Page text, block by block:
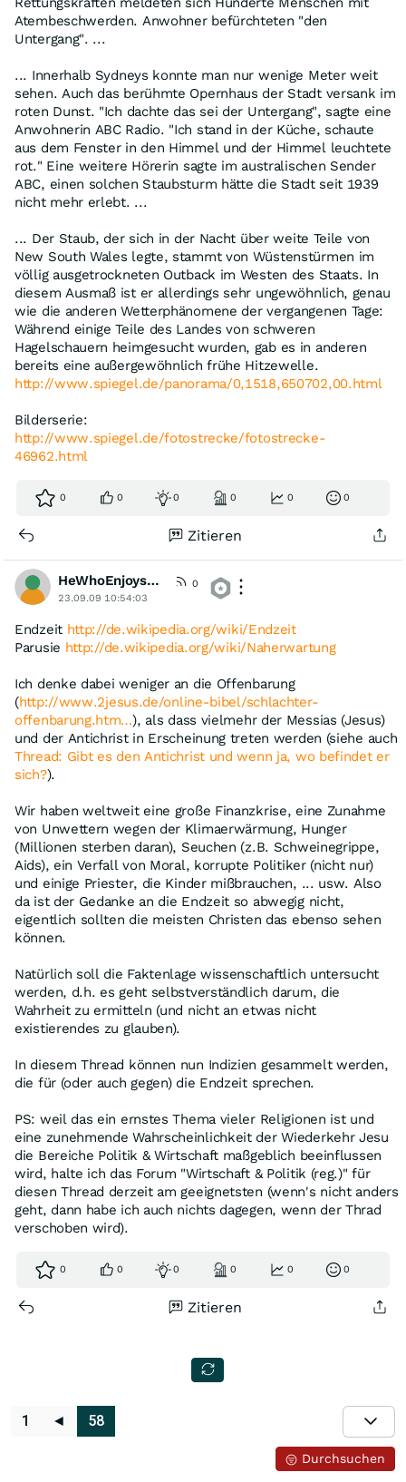
Atembeschwerden. Anwohner befürchteten "den
Untergang". ...
... Innerhalb Sydneys konnte man nur wenige Meter weit
sehen. Auch das berühmte Opernhaus der Stadt versank im
roten Dunst. "Ich dachte das sei der Untergang", sagte eine
Anwohnerin ABC Radio. "Ich stand in der Küche, schaute
aus dem Fenster in den Himmel und der Himmel leuchtete
rot." Eine weitere Hörerin sagte im australischen Sender
ABC, einen solchen Staubsturm hätte die Stadt seit 1939
nicht mehr erlebt. ...
... Der Staub, der sich in der Nacht über weite Teile von
New South Wales legte, stammt von Wüstenstürmen im
völlig ausgetrockneten Outback im Westen des Staats. In
diesem Ausmaß ist er allerdings sehr ungewöhnlich, genau
wie die anderen Wetterphänomene der vergangenen Tage:
Während einige Teile des Landes von schweren
Hagelschauern heimgesucht wurden, gab es in anderen
bereits eine außergewöhnlich frühe Hitzewelle.
http://www.spiegel.de/panorama/0,1518,650702,00.html
Bilderserie:
http://www.spiegel.de/fotostrecke/fotostrecke-
46962.html
0 0 0 0 0 0
Zitieren
HeWhoEnjoysGravity
0
23.09.09 10:54:03
Endzeit http://de.wikipedia.org/wiki/Endzeit
Parusie http://de.wikipedia.org/wiki/Naherwartung
Ich denke dabei weniger an die Offenbarung
(http://www.2jesus.de/online-bibel/schlachter-
offenbarung.htm…), als dass vielmehr der Messias (Jesus)
und der Antichrist in Erscheinung treten werden (siehe auch
Thread: Gibt es den Antichrist und wenn ja, wo befindet er
sich?).
Wir haben weltweit eine große Finanzkrise, eine Zunahme
von Unwettern wegen der Klimaerwärmung, Hunger
(Millionen sterben daran), Seuchen (z.B. Schweinegrippe,
Aids), ein Verfall von Moral, korrupte Politiker (nicht nur)
und einige Priester, die Kinder mißbrauchen, ... usw. Also
da ist der Gedanke an die Endzeit so abwegig nicht,
eigentlich sollten die meisten Christen das ebenso sehen
können.
Natürlich soll die Faktenlage wissenschaftlich untersucht
werden, d.h. es geht selbstverständlich darum, die
Wahrheit zu ermitteln (und nicht an etwas nicht
existierendes zu glauben).
In diesem Thread können nun Indizien gesammelt werden,
die für (oder auch gegen) die Endzeit sprechen.
PS: weil das ein ernstes Thema vieler Religionen ist und
eine zunehmende Wahrscheinlichkeit der Wiederkehr Jesu
die Bereiche Politik & Wirtschaft maßgeblich beeinflussen
wird, halte ich das Forum "Wirtschaft & Politik (reg.)" für
diesen Thread derzeit am geeignetsten (wenn's nicht anders
geht, dann habe ich auch nichts dagegen, wenn der Thrad
verschoben wird).
0 0 0 0 0 0
Zitieren
1 ◄ 58
Durchsuchen